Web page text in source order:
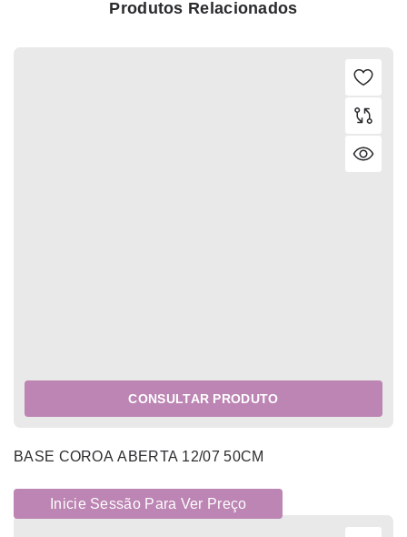
Produtos Relacionados
CONSULTAR PRODUTO
BASE COROA ABERTA 12/07 50CM
Inicie Sessão Para Ver Preço